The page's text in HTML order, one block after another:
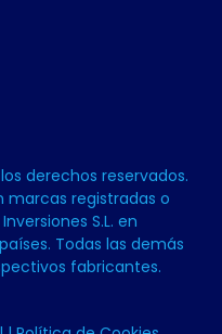
derechos reservados.
marcas registradas o
S.L. en
Todas las demás
fabricantes.